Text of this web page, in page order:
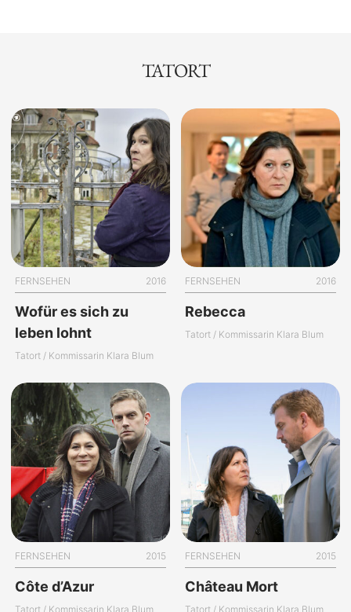
TATORT
FERNSEHEN 2016
Wofür es sich zu
leben lohnt
Tatort / Kommissarin Klara Blum
FERNSEHEN 2016
Rebecca
Tatort / Kommissarin Klara Blum
FERNSEHEN 2015
Côte d’Azur
Tatort / Kommissarin Klara Blum
FERNSEHEN 2015
Château Mort
Tatort / Kommissarin Klara Blum